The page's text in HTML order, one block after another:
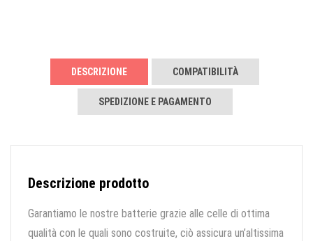
DESCRIZIONE COMPATIBILITÀ
SPEDIZIONE E PAGAMENTO
Descrizione prodotto
Garantiamo le nostre batterie grazie alle celle di ottima
qualità con le quali sono costruite, ciò assicura un’altissima